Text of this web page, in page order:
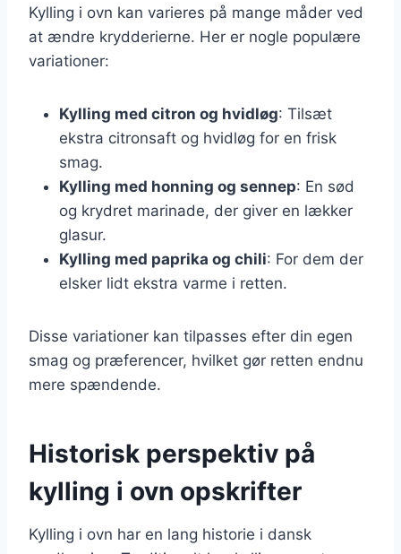
Kylling i ovn kan varieres på mange måder ved
at ændre krydderierne. Her er nogle populære
variationer:
Kylling med citron og hvidløg: Tilsæt
ekstra citronsaft og hvidløg for en frisk
smag.
Kylling med honning og sennep: En sød
og krydret marinade, der giver en lækker
glasur.
Kylling med paprika og chili: For dem der
elsker lidt ekstra varme i retten.
Disse variationer kan tilpasses efter din egen
smag og præferencer, hvilket gør retten endnu
mere spændende.
Historisk perspektiv på
kylling i ovn opskrifter
Kylling i ovn har en lang historie i dansk